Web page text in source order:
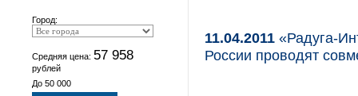
Город:
Средняя цена: 57 958
рублей
До 50 000
11.04.2011 «Радуга-
России проводят